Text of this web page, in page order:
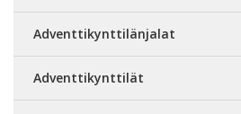
Adventtikynttilänjalat
Adventtikynttilät